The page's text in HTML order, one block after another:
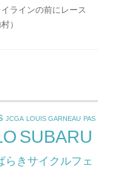
ラインの前にレース
）
JCGA LOUIS GARNEAU PAS
SUBARU
らきサイクルフェ